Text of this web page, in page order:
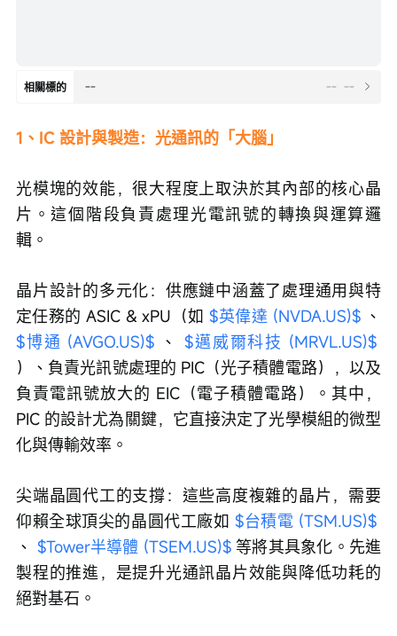
相關標的 -- -- --
1、IC 設計與製造：光通訊的「大腦」
光模塊的效能，很大程度上取決於其內部的核心晶
片。這個階段負責處理光電訊號的轉換與運算邏
輯。
晶片設計的多元化：供應鏈中涵蓋了處理通用與特
定任務的 ASIC & xPU（如 $英偉達 (NVDA.US)$ 、
$博通 (AVGO.US)$ 、 $邁威爾科技 (MRVL.US)$
）、負責光訊號處理的 PIC（光子積體電路），以及
負責電訊號放大的 EIC（電子積體電路）。其中，
PIC 的設計尤為關鍵，它直接決定了光學模組的微型
化與傳輸效率。
尖端晶圓代工的支撐：這些高度複雜的晶片，需要
仰賴全球頂尖的晶圓代工廠如 $台積電 (TSM.US)$
、 $Tower半導體 (TSEM.US)$ 等將其具象化。先進
製程的推進，是提升光通訊晶片效能與降低功耗的
絕對基石。